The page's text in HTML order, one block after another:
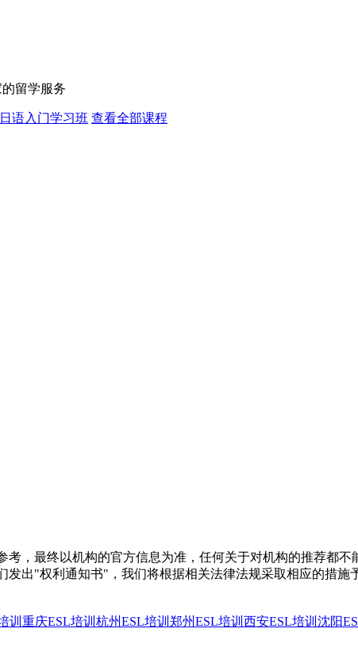
留学服务
语入门学习班 查看全部课程
，最终以机构的官方信息为准，任何关于对机构的推荐都
出"权利通知书"，我们将根据相关法律法规采取相应的措
训 重庆ESL培训 杭州ESL培训 郑州ESL培训 西安ESL培训 沈阳